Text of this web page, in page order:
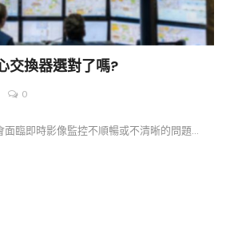
交換器選對了嗎?
0
臨即時影像監控不順暢或不清晰的問題…